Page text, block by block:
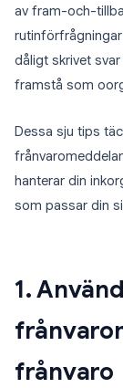
av fram-och-
dåligt skrivet
framstå som
Dessa sju tips
hanterar din
som passar din
1.
frånvaro